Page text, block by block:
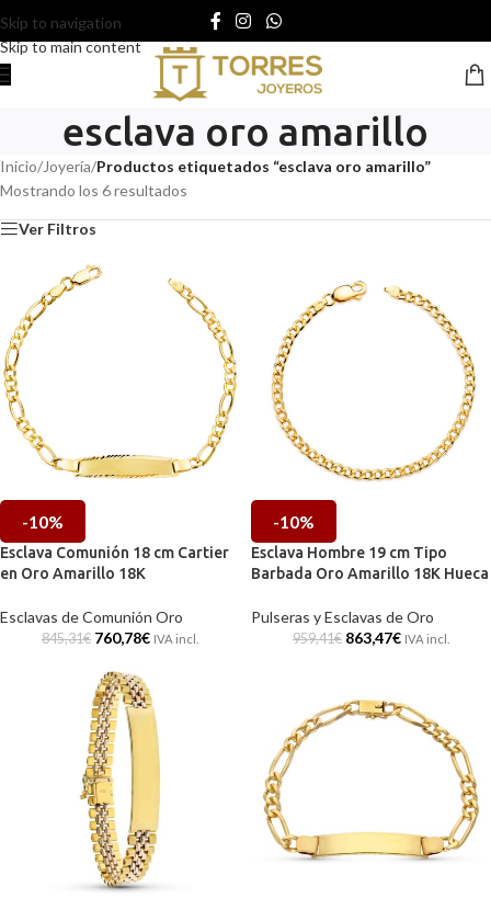
Skip to navigation
Skip to main content
esclava oro amarillo
Inicio/Joyería/Productos etiquetados “esclava oro amarillo”
Mostrando los 6 resultados
Ver Filtros
-10%
Esclava Comunión 18 cm Cartier
en Oro Amarillo 18K
Esclavas de Comunión Oro
845,31€ 760,78€ IVA incl.
-10%
Esclava Hombre 19 cm Tipo
Barbada Oro Amarillo 18K Hueca
Pulseras y Esclavas de Oro
959,41€ 863,47€ IVA incl.